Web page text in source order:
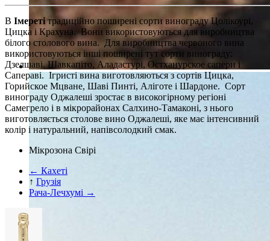
В Імеретітрадиційно поширені сорти винограду Цолікоурі,
Цицка і Крахуна. Вони використовуються для виробництва
білого столового вина. Для виробництва червоного вина
використовуються інші поширені тут сорти винограду:
Дзелшаві, Шавкапіто, Аладастурі, Остханурское сапери і
Сапераві. Ігристі вина виготовляються з сортів Цицка,
Горийское Мцване, Шаві Пинті, Аліготе і Шардоне. Сорт
винограду Оджалеші зростає в високогірному регіоні
Самегрело і в мікрорайонах Салхино-Тамаконі, з нього
виготовляється столове вино Оджалеші, яке має інтенсивний
колір і натуральний, напівсолодкий смак.
Мікрозона Свірі
← Кахеті
↑ Грузія
Рача-Лечхумі →